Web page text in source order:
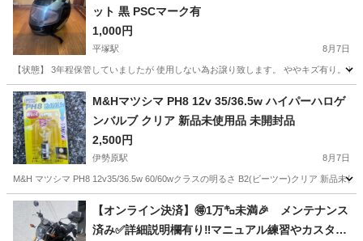
ット 黒 PSCマーク有
1,000円
平塚駅 8月7日
【状態】 3年程保管していましたが 使用しない為お譲り致します。 ややキズ有り。
神奈川 茅ヶ崎市M&Hマツシマ PH8 12v 35/36.5w ハイパーハロゲ
ンバルブ クリア 新品未使用品 未開封品
2,500円
伊勢原駅 8月7日
M&H マツシマ PH8 12v35/36.5w 60/60wクラスの明るさ B2(ビーツー)クリア 新品未
神奈川 伊勢原市 伊勢原駅 バイク
【オンライン決済】🉐1万㌔未満🎉 メンテナンス
済み✅️詳細説明欄有り‼️マニュアル練習やカスタム